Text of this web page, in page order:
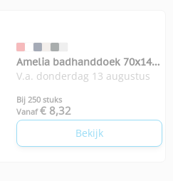
Amelia badhanddoek 70x140
cm
V.a. donderdag 13 augustus
Bij 250 stuks
Vanaf € 8,32
Bekijk